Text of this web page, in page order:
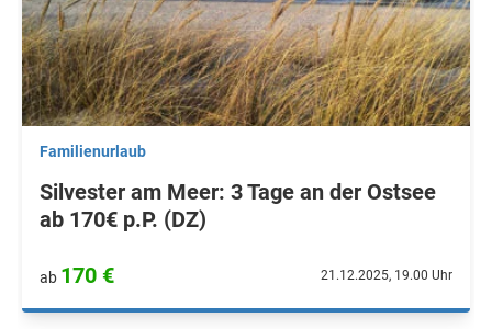
Familienurlaub
Silvester am Meer: 3 Tage an der Ostsee
ab 170€ p.P. (DZ)
ab 170 € 21.12.2025, 19.00 Uhr